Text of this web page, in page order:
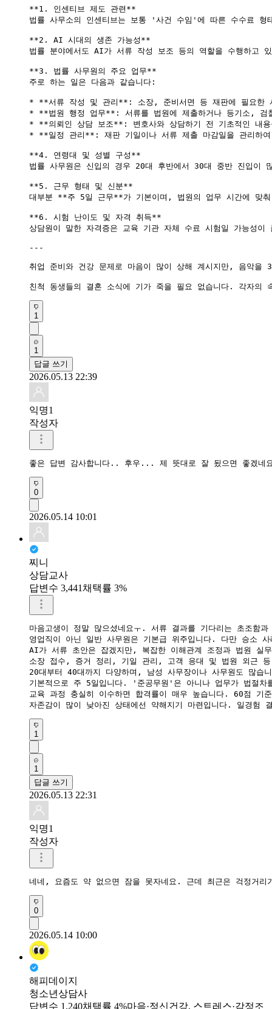
**1. 인센티브 제도 관련**
법률 사무소의 인센티브는 보통 '사건 수임'에 따른 수수료 형
**2. AI 시대의 생존 가능성**
법률 분야에서도 AI가 서류 작성 보조 등의 역할을 수행하고
**3. 법률 사무원의 주요 업무**
주로 하는 일은 다음과 같습니다:
* **서류 작성 및 관리**: 소장, 준비서면 등 재판에 필요한
* **법원 행정 업무**: 서류를 법원에 제출하거나 등기소, 검
* **의뢰인 상담 보조**: 변호사와 상담하기 전 기초적인 내용
* **일정 관리**: 재판 기일이나 서류 제출 마감일을 관리하
**4. 연령대 및 성별 구성**
법률 사무원은 신입의 경우 20대 후반에서 30대 중반 진입이
**5. 근무 형태 및 신분**
대부분 **주 5일 근무**가 기본이며, 법원의 업무 시간에 맞춰
**6. 시험 난이도 및 자격 취득**
상담원이 말한 자격증은 교육 기관 자체 수료 시험일 가능성
---
취업 준비와 건강 문제로 마음이 많이 상해 계시지만, 음악을
1
1
답글 쓰기
2026.05.13 22:39
익명1
작성자
좋은 답변 감사합니다.. 후우... 제 뜻대로 잘 됬으면 좋겠네
0
2026.05.14 10:01
찌니
상담교사
답변수 3,441 채택률 3%
마음고생이 정말 많으셨네요ㅜ. 서류 결과를 기다리는 초조
영업직이 아닌 일반 사무원은 기본급 위주입니다. 다만 승소
​AI가 서류 초안은 잡겠지만, 복잡한 이해관계 조정과 법원 실
소장 접수, 증거 정리, 기일 관리, 고객 응대 및 법원 외근 등
​20대부터 40대까지 다양하며, 남성 사무장이나 사무원도 많
기본적으로 주 5일입니다. '준공무원'은 아니나 업무가 법절차
교육 과정 충실히 이수하면 합격률이 매우 높습니다. 60점 기
자존감이 많이 낮아진 상태에선 약해지기 마련입니다. 일경
1
1
답글 쓰기
2026.05.13 22:31
익명1
작성자
네네, 요즘도 약 없으면 잠을 못자네요. 근데 최근은 걱정거
0
2026.05.14 10:00
해피데이지
청소년상담사
답변수 1,240채택률 4%마음·정신건강, 스트레스·감정조